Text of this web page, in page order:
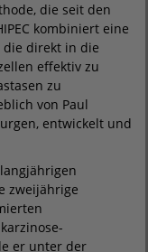
die seit den
kombiniert eine
die direkt in die
effektiv zu
zu
von Paul
entwickelt und
zweijährige
er unter der